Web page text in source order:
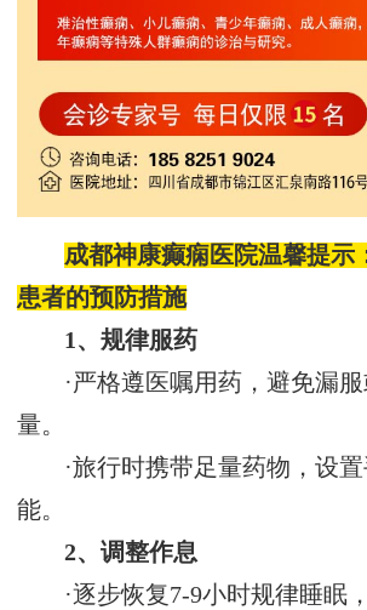
成都神康癫痫医院温馨提示
患者的预防措施
1、规律服药‌
·严格遵医嘱用药，避免漏
量‌。
·旅行时携带足量药物，设
能‌。
2、调整作息‌
·逐步恢复7-9小时规律睡眠